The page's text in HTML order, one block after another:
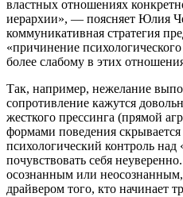
властных отношениях
иерархии», — поясняет Юлия
коммуникативная стратегия
«причинение
более слабому в этих
Так, например, нежелание
сопротивление кажутся
жесткого прессинга (прямой
формами поведения
психологический контроль над
почувствовать себя
осознанным или неосознанным,
драйвером того, кто начинает